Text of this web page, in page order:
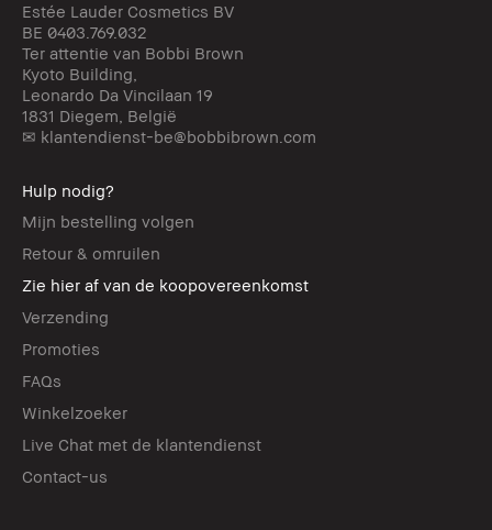
Estée Lauder Cosmetics BV
BE 0403.769.032
Ter attentie van Bobbi Brown
Kyoto Building,
Leonardo Da Vincilaan 19
1831 Diegem, België
✉ klantendienst-be@bobbibrown.com
Hulp nodig?
Mijn bestelling volgen
Retour & omruilen
Zie hier af van de koopovereenkomst
Verzending
Promoties
FAQs
Winkelzoeker
Live Chat met de klantendienst
Contact-us